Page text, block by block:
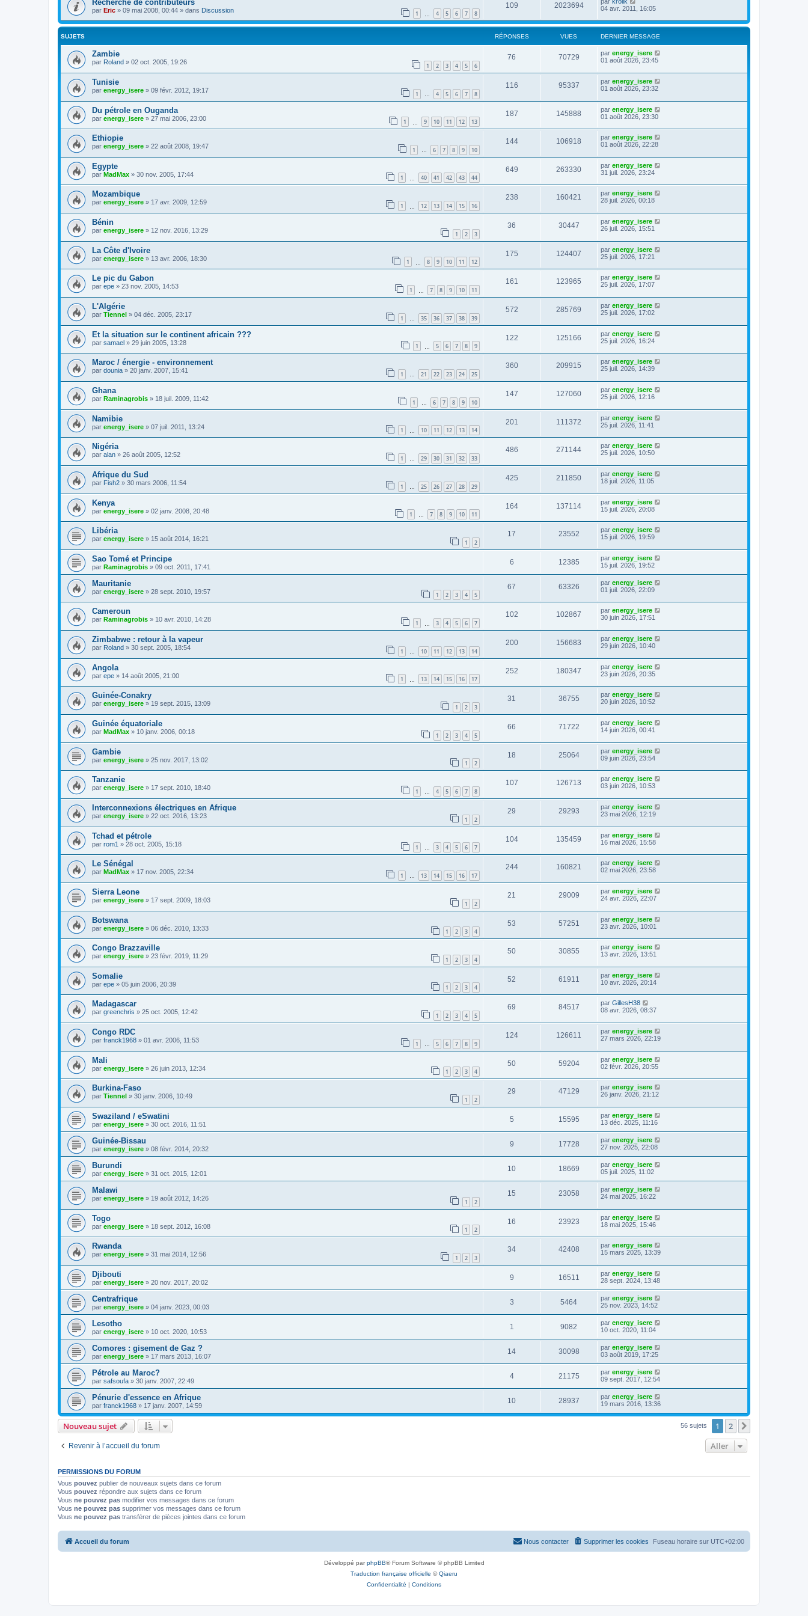
Recherche de contributeurs
par Eric » 09 mai 2008, 00:44 » dans Discussion 1 4 5 6 7 8
109 2023694
04 avr. 2011, 16:05
SUJETS RÉPONSES VUES DERNIER MESSAGE
Zambie
par Roland » 02 oct. 2005, 19:26 1 2 3 4 5 6
76 70729 par energy_isere
01 août 2026, 23:45
Tunisie
par energy_isere » 09 févr. 2012, 19:17 1 … 4 5 6 7 8
116 95337 par energy_isere
01 août 2026, 23:32
Du pétrole en Ouganda
par energy_isere » 27 mai 2006, 23:00 1 9 10 11 12 13
187 145888 par energy_isere
01 août 2026, 23:30
Ethiopie
par energy_isere » 22 août 2008, 19:47 1 … 6 7 8 9 10
144 106918 par energy_isere
01 août 2026, 22:28
Egypte
par MadMax » 30 nov. 2005, 17:44 1 40 41 42 43 44
649 263330 par energy_isere
31 juil. 2026, 23:24
Mozambique
par energy_isere » 17 avr. 2009, 12:59 1 12 13 14 15 16
238 160421 par energy_isere
28 juil. 2026, 00:18
Bénin
par energy_isere » 12 nov. 2016, 13:29 1 2 3
36 30447 par energy_isere
26 juil. 2026, 15:51
La Côte d'Ivoire
par energy_isere » 13 avr. 2006, 18:30 1 8 9 10 11 12
175 124407 par energy_isere
25 juil. 2026, 17:21
Le pic du Gabon
par epe » 23 nov. 2005, 14:53 1 7 8 9 10 11
161 123965 par energy_isere
25 juil. 2026, 17:07
L'Algérie
par Tiennel » 04 déc. 2005, 23:17 1 … 35 36 37 38 39
572 285769 par energy_isere
25 juil. 2026, 17:02
Et la situation sur le continent africain ???
par samael » 29 juin 2005, 13:28 1 5 6 7 8 9
122 125166 par energy_isere
25 juil. 2026, 16:24
Maroc / énergie - environnement
par dounia » 20 janv. 2007, 15:41 1 … 21 22 23 24 25
360 209915 par energy_isere
25 juil. 2026, 14:39
Ghana
par Raminagrobis » 18 juil. 2009, 11:42 1 … 6 7 8 9 10
147 127060 par energy_isere
25 juil. 2026, 12:16
Namibie
par energy_isere » 07 juil. 2011, 13:24 1 10 11 12 13 14
201 111372 par energy_isere
25 juil. 2026, 11:41
Nigéria
par alan » 26 août 2005, 12:52 1 … 29 30 31 32 33
486 271144 par energy_isere
25 juil. 2026, 10:50
Afrique du Sud
par Fish2 » 30 mars 2006, 11:54 1 25 26 27 28 29
425 211850 par energy_isere
18 juil. 2026, 11:05
Kenya
par energy_isere » 02 janv. 2008, 20:48 1 7 8 9 10 11
164 137114 par energy_isere
15 juil. 2026, 20:08
Libéria
par energy_isere » 15 août 2014, 16:21 1 2
17 23552 par energy_isere
15 juil. 2026, 19:59
Sao Tomé et Principe
par Raminagrobis » 09 oct. 2011, 17:41
6 12385 par energy_isere
15 juil. 2026, 19:52
Mauritanie
par energy_isere » 28 sept. 2010, 19:57 1 2 3 4 5
67 63326 par energy_isere
01 juil. 2026, 22:09
Cameroun
par Raminagrobis » 10 avr. 2010, 14:28 1 3 4 5 6 7
102 102867 par energy_isere
30 juin 2026, 17:51
Zimbabwe : retour à la vapeur
par Roland » 30 sept. 2005, 18:54 1 … 10 11 12 13 14
200 156683 par energy_isere
29 juin 2026, 10:40
Angola
par epe » 14 août 2005, 21:00 1 13 14 15 16 17
252 180347 par energy_isere
23 juin 2026, 20:35
Guinée-Conakry
par energy_isere » 19 sept. 2015, 13:09 1 2 3
31 36755 par energy_isere
20 juin 2026, 10:52
Guinée équatoriale
par MadMax » 10 janv. 2006, 00:18 1 2 3 4 5
66 71722 par energy_isere
14 juin 2026, 00:41
Gambie
par energy_isere » 25 nov. 2017, 13:02 1 2
18 25064 par energy_isere
09 juin 2026, 23:54
Tanzanie
par energy_isere » 17 sept. 2010, 18:40 1 … 4 5 6 7 8
107 126713 par energy_isere
03 juin 2026, 10:53
Interconnexions électriques en Afrique
par energy_isere » 22 oct. 2016, 13:23 1 2
29 29293 par energy_isere
23 mai 2026, 12:19
Tchad et pétrole
par rom1 » 28 oct. 2005, 15:18 1 3 4 5 6 7
104 135459 par energy_isere
16 mai 2026, 15:58
Le Sénégal
par MadMax » 17 nov. 2005, 22:34 1 … 13 14 15 16 17
244 160821 par energy_isere
02 mai 2026, 23:58
Sierra Leone
par energy_isere » 17 sept. 2009, 18:03 1 2
21 29009 par energy_isere
24 avr. 2026, 22:07
Botswana
par energy_isere » 06 déc. 2010, 13:33 1 2 3 4
53 57251 par energy_isere
23 avr. 2026, 10:01
Congo Brazzaville
par energy_isere » 23 févr. 2019, 11:29 1 2 3 4
50 30855 par energy_isere
13 avr. 2026, 13:51
Somalie
par epe » 05 juin 2006, 20:39 1 2 3 4
52 61911 par energy_isere
10 avr. 2026, 20:14
Madagascar
par greenchris » 25 oct. 2005, 12:42 1 2 3 4 5
69 84517 par GillesH38
08 avr. 2026, 08:37
Congo RDC
par franck1968 » 01 avr. 2006, 11:53 1 … 5 6 7 8 9
124 126611 par energy_isere
27 mars 2026, 22:19
Mali
par energy_isere » 26 juin 2013, 12:34 1 2 3 4
50 59204 par energy_isere
02 févr. 2026, 20:55
Burkina-Faso
par Tiennel » 30 janv. 2006, 10:49 1 2
29 47129 par energy_isere
26 janv. 2026, 21:12
Swaziland / eSwatini
par energy_isere » 30 oct. 2016, 11:51
5 15595 par energy_isere
13 déc. 2025, 11:16
Guinée-Bissau
par energy_isere » 08 févr. 2014, 20:32
9 17728 par energy_isere
27 nov. 2025, 22:08
Burundi
par energy_isere » 31 oct. 2015, 12:01
10 18669 par energy_isere
05 juil. 2025, 11:02
Malawi
par energy_isere » 19 août 2012, 14:26 1 2
15 23058 par energy_isere
24 mai 2025, 16:22
Togo
par energy_isere » 18 sept. 2012, 16:08 1 2
16 23923 par energy_isere
18 mai 2025, 15:46
Rwanda
par energy_isere » 31 mai 2014, 12:56 1 2 3
34 42408 par energy_isere
15 mars 2025, 13:39
Djibouti
par energy_isere » 20 nov. 2017, 20:02
9 16511 par energy_isere
28 sept. 2024, 13:48
Centrafrique
par energy_isere » 04 janv. 2023, 00:03
3 5464 par energy_isere
25 nov. 2023, 14:52
Lesotho
par energy_isere » 10 oct. 2020, 10:53
1 9082 par energy_isere
10 oct. 2020, 11:04
Comores : gisement de Gaz ?
par energy_isere » 17 mars 2013, 16:07
14 30098 par energy_isere
03 août 2019, 17:25
Pétrole au Maroc?
par safsoufa » 30 janv. 2007, 22:49
4 21175 par energy_isere
09 sept. 2017, 12:54
Pénurie d'essence en Afrique
par franck1968 » 17 janv. 2007, 14:59
10 28937 par energy_isere
19 mars 2016, 13:36
Nouveau sujet 56 sujets 1 2
Revenir à l’accueil du forum Aller
PERMISSIONS DU FORUM
Vous pouvez publier de nouveaux sujets dans ce forum
Vous pouvez répondre aux sujets dans ce forum
Vous ne pouvez pas modifier vos messages dans ce forum
Vous ne pouvez pas supprimer vos messages dans ce forum
Vous ne pouvez pas transférer de pièces jointes dans ce forum
Accueil du forum Fuseau horaire sur UTC+02:00
Supprimer les cookies
Nous contacter
Développé parphpBB® Forum Software © phpBB Limited
Traduction française officielle ©Qiaeru
Confidentialité
Conditions